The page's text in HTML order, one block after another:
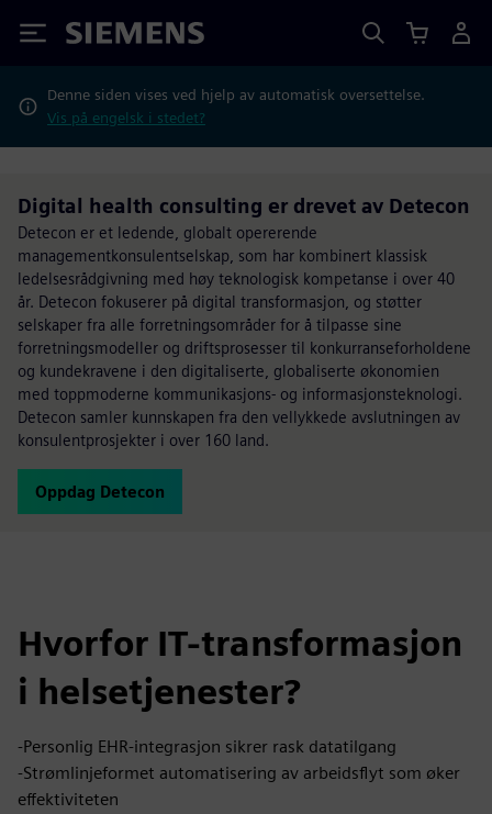
Siemens
Denne siden vises ved hjelp av automatisk oversettelse.
Vis på engelsk i stedet?
Digital health consulting er drevet av Detecon
Detecon er et ledende, globalt opererende
managementkonsulentselskap, som har kombinert klassisk
ledelsesrådgivning med høy teknologisk kompetanse i over 40
år. Detecon fokuserer på digital transformasjon, og støtter
selskaper fra alle forretningsområder for å tilpasse sine
forretningsmodeller og driftsprosesser til konkurranseforholdene
og kundekravene i den digitaliserte, globaliserte økonomien
med toppmoderne kommunikasjons- og informasjonsteknologi.
Detecon samler kunnskapen fra den vellykkede avslutningen av
konsulentprosjekter i over 160 land.
Oppdag Detecon
Hvorfor IT-transformasjon
i helsetjenester?
-Personlig EHR-integrasjon sikrer rask datatilgang
-Strømlinjeformet automatisering av arbeidsflyt som øker
effektiviteten